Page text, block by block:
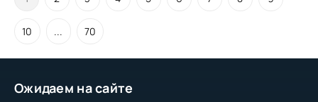
Ожидаем на сайте
10 ... 70